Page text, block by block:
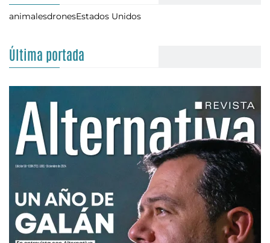
animalesdronesEstados Unidos
Última portada